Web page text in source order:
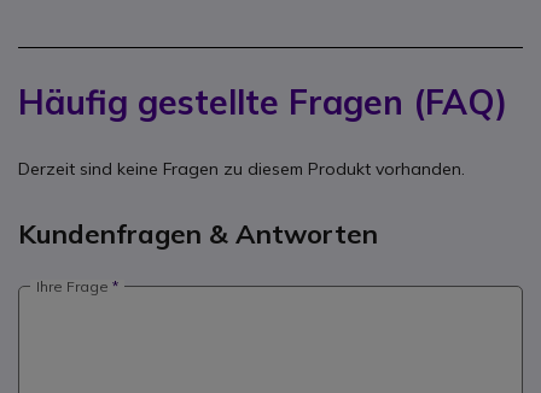
Häufig gestellte Fragen (FAQ)
Derzeit sind keine Fragen zu diesem Produkt vorhanden.
Kundenfragen & Antworten
Ihre Frage